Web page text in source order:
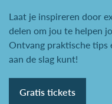
Laat je inspireren door
delen om jou te helpen
Ontvang praktische tips
aan de slag kunt!
Gratis tickets